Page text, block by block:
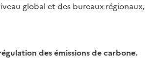
global et des bureaux régionaux,
des émissions de carbone.